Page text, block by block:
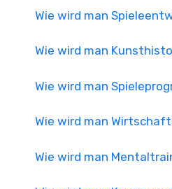
Wie wird man
Wie wird man
Wie wird man
Wie wird man
Wie wird man